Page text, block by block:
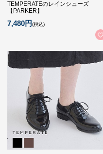
TEMPERATEのレインシューズ
【PARKER】
7,480円(税込)